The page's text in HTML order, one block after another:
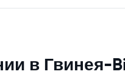
в Гвинея-